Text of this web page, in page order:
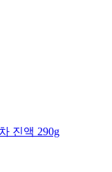
진액 290g